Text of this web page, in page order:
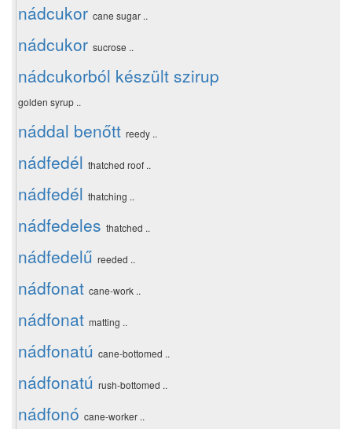
nádcukor cane sugar ..
nádcukor sucrose ..
nádcukorból készült szirup
golden syrup ..
náddal benőtt reedy ..
nádfedél thatched roof ..
nádfedél thatching ..
nádfedeles thatched ..
nádfedelű reeded ..
nádfonat cane-work ..
nádfonat matting ..
nádfonatú cane-bottomed ..
nádfonatú rush-bottomed ..
nádfonó cane-worker ..